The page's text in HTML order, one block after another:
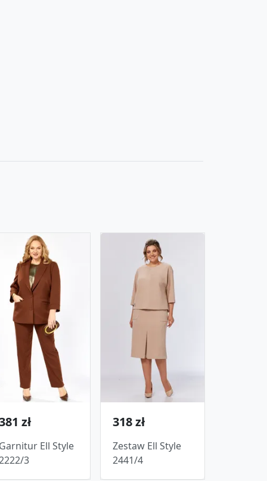
zł
Ell Style
3
318 zł
Zestaw Ell Style
2441/4